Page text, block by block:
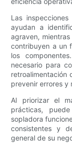
Las
ayudan a
agraven,
contribuyen a un
los
necesario para
retroalimentación
prevenir errores y
Al priorizar el
prácticas,
sopladora
consistentes y
general de su